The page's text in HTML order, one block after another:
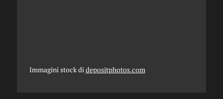
Immagini stock didepositphotos.com